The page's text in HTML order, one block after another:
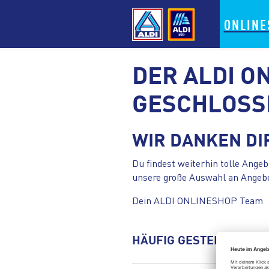
DER ALDI
WIR DANKEN
Du findest weiterhin tolle
unsere große Auswahl an
Dein ALDI ONLINESHOP Team
HÄUFIG GESTELLTE